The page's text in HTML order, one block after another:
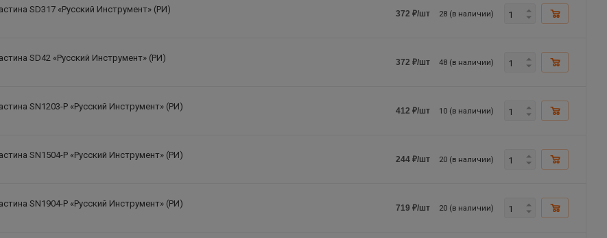
SD317 «Русский Инструмент» (РИ) 372 ₽/шт 28 (в наличии)
SD42 «Русский Инструмент» (РИ) 372 ₽/шт 48 (в наличии)
SN1203-P «Русский Инструмент» (РИ) 412 ₽/шт 10 (в наличии)
SN1504-P «Русский Инструмент» (РИ) 244 ₽/шт 20 (в наличии)
SN1904-P «Русский Инструмент» (РИ) 719 ₽/шт 20 (в наличии)